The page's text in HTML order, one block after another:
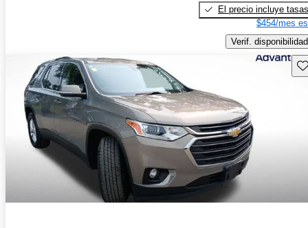
El precio incluye tasas
$454/mes
Verif. disponibilidad